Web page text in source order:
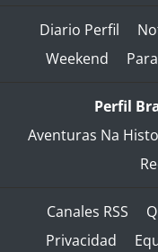
Diario Perfil
Weekend
Perfil
Aventuras Na
Canales RSS
Privacidad